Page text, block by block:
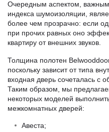
Очередным аспектом,
индекса шумоизоляции,
более чем прозрачно: если
при прочих равных оно
квартиру от внешних звуков.
Толщина полотен
поскольку зависит от типа
входная дверь сочеталась с
Таким образом, мы
некоторых моделей
межкомнатных дверей:
Авеста;